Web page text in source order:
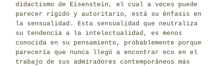
didactismo de Eisenstein, el cual a veces puede
parecer rígido y autoritario, está su énfasis en
la sensualidad. Esta sensualidad que neutraliza
su tendencia a la intelectualidad, es menos
conocida en su pensamiento, probablemente porque
parecería que nunca llegó a encontrar eco en el
trabajo de sus admiradores contemporáneos más